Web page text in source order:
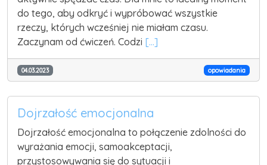
do tego, aby odkryć i wypróbować wszystkie
rzeczy, których wcześniej nie miałam czasu.
Zaczynam od ćwiczeń. Codzi [...]
04.03.2023 opowiadania
Dojrzałość emocjonalna
Dojrzałość emocjonalna to połączenie zdolności do
wyrażania emocji, samoakceptacji,
przystosowywania się do sytuacji i